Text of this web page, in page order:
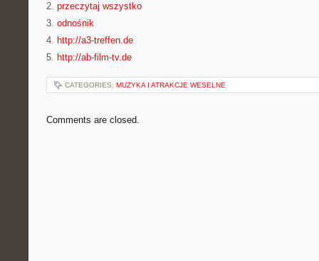
2. przeczytaj wszystko
3. odnośnik
4. http://a3-treffen.de
5. http://ab-film-tv.de
CATEGORIES: MUZYKA I ATRAKCJE WESELNE
Comments are closed.